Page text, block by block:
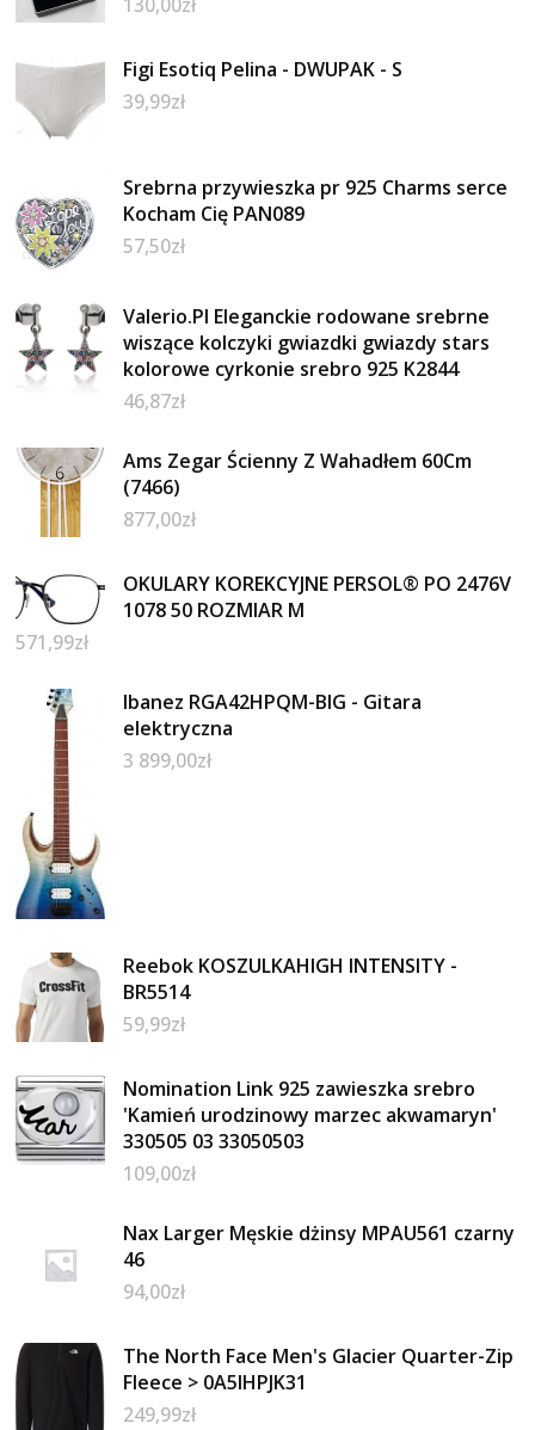
Figi Esotiq Pelina - DWUPAK - S
39,99zł
Srebrna przywieszka pr 925 Charms serce
Kocham Cię PAN089
57,50zł
Valerio.Pl Eleganckie rodowane srebrne
wiszące kolczyki gwiazdki gwiazdy stars
kolorowe cyrkonie srebro 925 K2844
46,87zł
Ams Zegar Ścienny Z Wahadłem 60Cm
(7466)
877,00zł
OKULARY KOREKCYJNE PERSOL® PO 2476V
1078 50 ROZMIAR M
571,99zł
Ibanez RGA42HPQM-BIG - Gitara
elektryczna
3 899,00zł
Reebok KOSZULKAHIGH INTENSITY -
BR5514
59,99zł
Nomination Link 925 zawieszka srebro
'Kamień urodzinowy marzec akwamaryn'
330505 03 33050503
109,00zł
Nax Larger Męskie dżinsy MPAU561 czarny
46
94,00zł
The North Face Men's Glacier Quarter-Zip
Fleece > 0A5IHPJK31
249,99zł